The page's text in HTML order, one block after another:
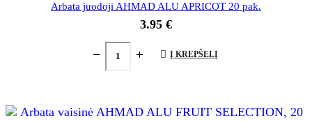
Arbata juodoji AHMAD ALU APRICOT 20 pak.
3.95 €
Į KREPŠELĮ